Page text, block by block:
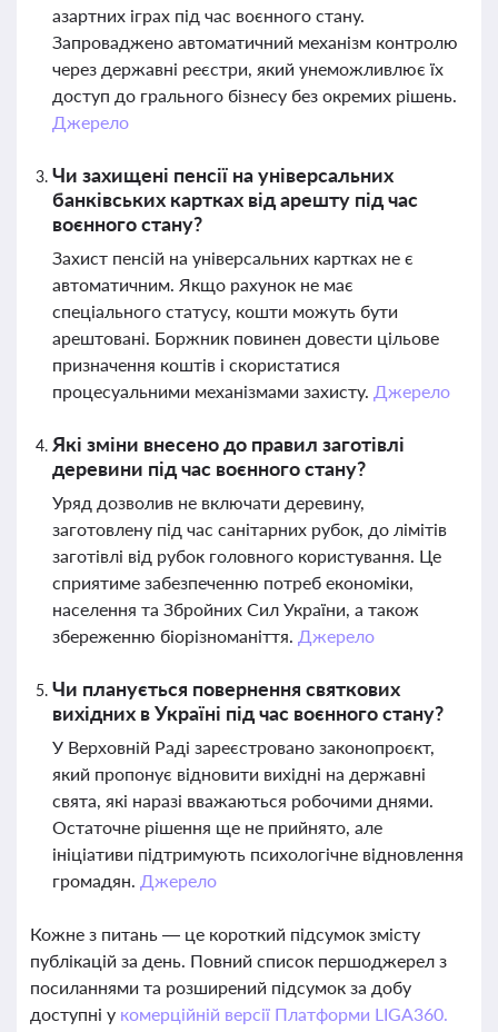
азартних іграх під час воєнного стану.
Запроваджено автоматичний механізм контролю
через державні реєстри, який унеможливлює їх
доступ до грального бізнесу без окремих рішень.
Джерело
Чи захищені пенсії на універсальних
банківських картках від арешту під час
воєнного стану?
Захист пенсій на універсальних картках не є
автоматичним. Якщо рахунок не має
спеціального статусу, кошти можуть бути
арештовані. Боржник повинен довести цільове
призначення коштів і скористатися
процесуальними механізмами захисту. Джерело
Які зміни внесено до правил заготівлі
деревини під час воєнного стану?
Уряд дозволив не включати деревину,
заготовлену під час санітарних рубок, до лімітів
заготівлі від рубок головного користування. Це
сприятиме забезпеченню потреб економіки,
населення та Збройних Сил України, а також
збереженню біорізноманіття. Джерело
Чи планується повернення святкових
вихідних в Україні під час воєнного стану?
У Верховній Раді зареєстровано законопроєкт,
який пропонує відновити вихідні на державні
свята, які наразі вважаються робочими днями.
Остаточне рішення ще не прийнято, але
ініціативи підтримують психологічне відновлення
громадян. Джерело
Кожне з питань — це короткий підсумок змісту
публікацій за день. Повний список першоджерел з
посиланнями та розширений підсумок за добу
доступні у комерційній версії Платформи LIGA360.